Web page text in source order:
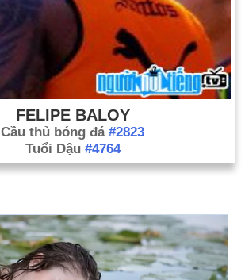
FELIPE BALOY
Cầu thủ bóng đá #2823
Tuổi Dậu #4764